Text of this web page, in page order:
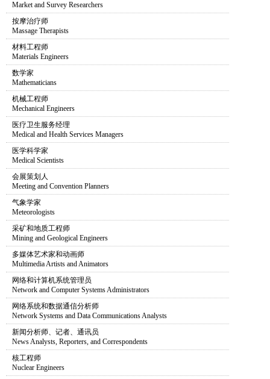
Market and Survey Researchers
按摩治疗师
Massage Therapists
材料工程师
Materials Engineers
数学家
Mathematicians
机械工程师
Mechanical Engineers
医疗卫生服务经理
Medical and Health Services Managers
医学科学家
Medical Scientists
会展策划人
Meeting and Convention Planners
气象学家
Meteorologists
采矿和地质工程师
Mining and Geological Engineers
多媒体艺术家和动画师
Multimedia Artists and Animators
网络和计算机系统管理员
Network and Computer Systems Administrators
网络系统和数据通信分析师
Network Systems and Data Communications Analysts
新闻分析师、记者、通讯员
News Analysts, Reporters, and Correspondents
核工程师
Nuclear Engineers